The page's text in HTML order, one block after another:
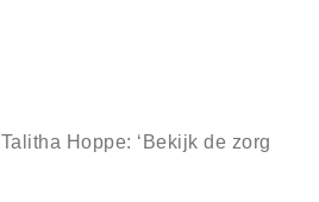
Talitha Hoppe: ‘Bekijk de zorg